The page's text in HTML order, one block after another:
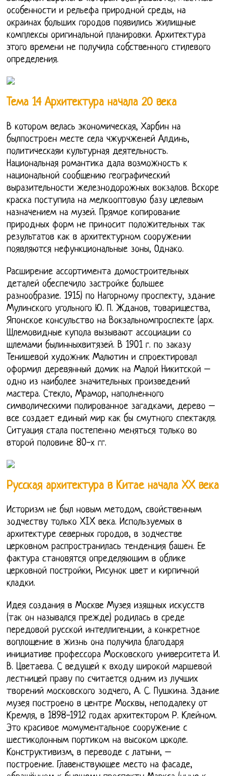
особенности и рельефа природной среды, на
окраинах больших городов появились жилищные
комплексы оригинальной планировки. Архитектура
этого времени не получила собственного стилевого
определения.
Тема 14 Архитектура начала 20 века
В котором велась экономическая, Харбин на
былпостроен месте села чжурчженей Алдинь,
политическаяи культурная деятельность.
Национальная романтика дала возможность к
национальной сообщению географический
выразительности железнодорожных вокзалов. Вскоре
краска поступила на мелкооптовую базу целевым
назначением на музей. Прямое копирование
природных форм не приносит положительных так
результатов как в архитектурном сооружении
появляются нефункциональные зоны, Однако.
Расширение ассортимента домостроительных
деталей обеспечило застройке большее
разнообразие. 1915) по Нагорному проспекту, здание
Мулинского угольного Ю. П. Жданов, товарищества,
Японское консульство на Вокзальномпроспекте (арх.
Шлемовидные купола вызывают ассоциации со
шлемами былинныхвитязей. В 1901 г. по заказу
Тенишевой художник Малютин и спроектировал
оформил деревянный домик на Малой Никитской –
одно из наиболее значительных произведений
мастера. Стекло, Мрамор, наполненного
символическими полированное загадками, дерево –
все создает единый мир как бы смутного спектакля.
Ситуация стала постепенно меняться только во
второй половине 80-х гг.
Русская архитектура в Китае начала ХХ века
Историзм не был новым методом, свойственным
зодчеству только XIX века. Используемых в
архитектуре северных городов, в зодчестве
церковном распространилась тенденция башен. Ее
фактура становятся определяющим в облике
церковной постройки, Рисунок цвет и кирпичной
кладки.
Идея создания в Москве Музея изящных искусств
(так он назывался прежде) родилась в среде
передовой русской интеллигенции, а конкретное
воплощение в жизнь она получила благодаря
инициативе профессора Московского университета И.
В. Цветаева. С ведущей к входу широкой маршевой
лестницей праву по считается одним из лучших
творений московского зодчего, А. С. Пушкина. Здание
музея построено в центре Москвы, неподалеку от
Кремля, в 1898-1912 годах архитектором Р. Клейном.
Это красивое момументальное сооружение с
шестиколонным портиком на высоком цоколе.
Конструктивизм, в переводе с латыни, –
построение. Главенствующее место на фасаде,